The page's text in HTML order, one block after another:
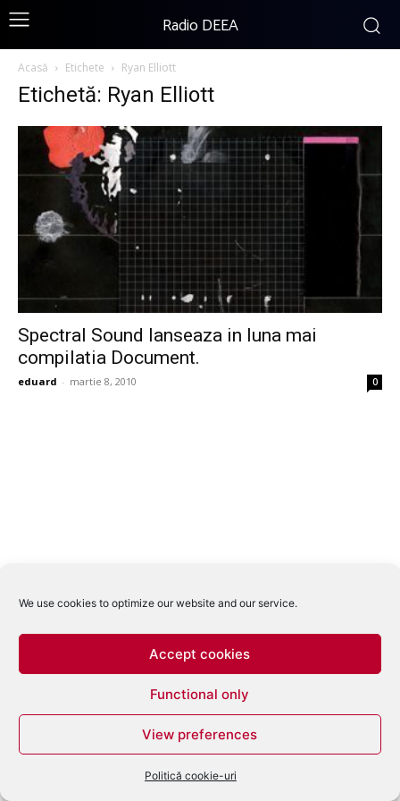
We use cookies to optimize our website and our service.
Accept cookies
Functional only
View preferences
Politică cookie-uri
Radio DEEA
Acasă Etichete Ryan Elliott
Etichetă: Ryan Elliott
Spectral Sound lanseaza in luna mai
compilatia Document.
eduard - martie 8, 2010 0